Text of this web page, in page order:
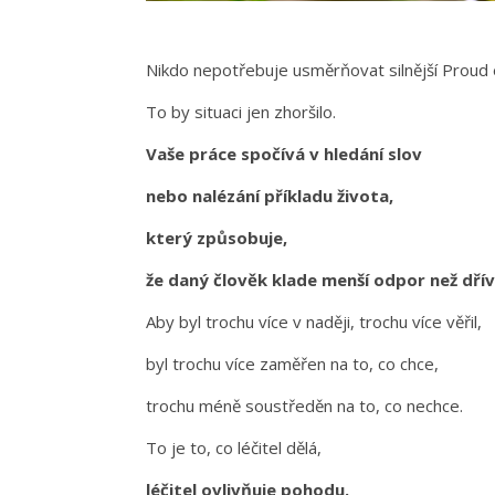
Nikdo nepotřebuje usměrňovat silnější Proud
To by situaci jen zhoršilo.
Vaše práce spočívá v hledání slov
nebo nalézání příkladu života,
který způsobuje,
že daný člověk klade menší odpor než
Aby byl trochu více v naději, trochu více věřil,
byl trochu více zaměřen na to, co chce,
trochu méně soustředěn na to, co nechce.
To je to, co léčitel dělá,
léčitel ovlivňuje pohodu.